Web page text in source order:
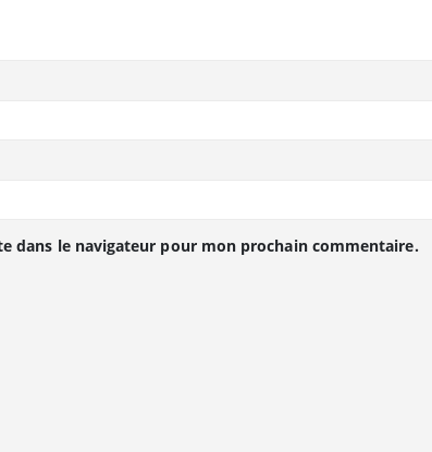
dans le navigateur pour mon prochain commentaire.